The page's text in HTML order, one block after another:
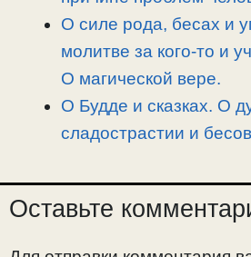
О силе рода, бесах и
молитве за кого-то и
О магической вере.
О Будде и сказках. О
сладострастии и
Оставьте